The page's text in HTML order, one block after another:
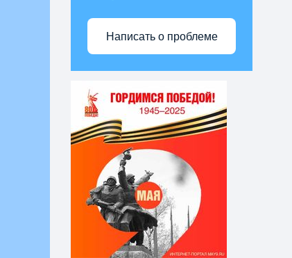
Написать о проблеме